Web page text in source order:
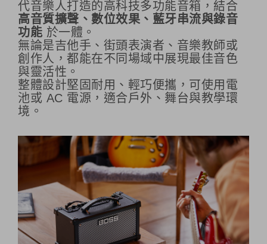
代音樂人打造的高科技多功能音箱，結合
高音質擴聲、數位效果、藍牙串流與錄音
功能 於一體。
無論是吉他手、街頭表演者、音樂教師或
創作人，都能在不同場域中展現最佳音色
與靈活性。
整體設計堅固耐用、輕巧便攜，可使用電
池或 AC 電源，適合戶外、舞台與教學環
境。